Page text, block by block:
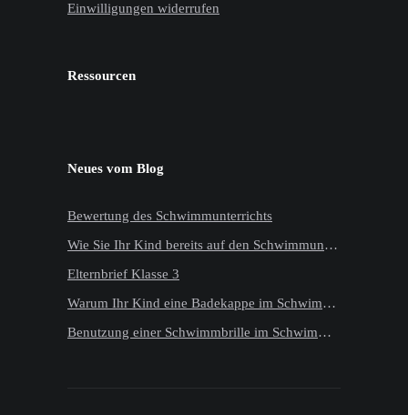
Einwilligungen widerrufen
Ressourcen
Neues vom Blog
Bewertung des Schwimmunterrichts
Wie Sie Ihr Kind bereits auf den Schwimmunterricht im Vorfeld vorbereiten können
Elternbrief Klasse 3
Warum Ihr Kind eine Badekappe im Schwimmunterricht tragen sollte
Benutzung einer Schwimmbrille im Schwimmunterricht der Primarstufe